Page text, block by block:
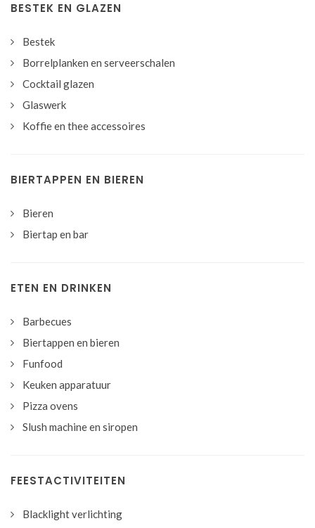
BESTEK EN GLAZEN
Bestek
Borrelplanken en serveerschalen
Cocktail glazen
Glaswerk
Koffie en thee accessoires
BIERTAPPEN EN BIEREN
Bieren
Biertap en bar
ETEN EN DRINKEN
Barbecues
Biertappen en bieren
Funfood
Keuken apparatuur
Pizza ovens
Slush machine en siropen
FEESTACTIVITEITEN
Blacklight verlichting